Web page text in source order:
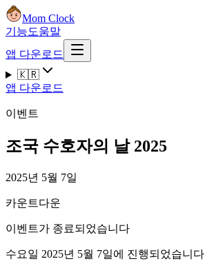
Mom Clock
기능도움말
앱 다운로드
🇰🇷
앱 다운로드
이벤트
조국 수호자의 날 2025
2025년 5월 7일
카운트다운
이벤트가 종료되었습니다
수요일 2025년 5월 7일에 진행되었습니다